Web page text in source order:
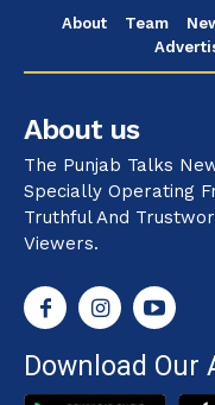
About Team
About us
The Punjab Talks
Specially Operating
Truthful And
Viewers.
Download Our